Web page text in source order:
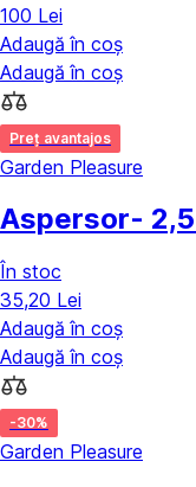
100 Lei
Adaugă în coș
Adaugă în coș
Preț avantajos
Garden Pleasure
Aspersor-
În stoc
35,20 Lei
Adaugă în coș
Adaugă în coș
-30%
Garden Pleasure